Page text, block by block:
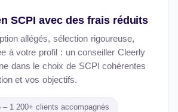
SCPI avec des frais réduits
allégés, sélection rigoureuse,
à votre profil : un conseiller Cleerly
dans le choix de SCPI cohérentes
et vos objectifs.
– 1 200+ clients accompagnés